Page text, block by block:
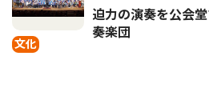
文化
迫力の演奏を公会
奏楽団